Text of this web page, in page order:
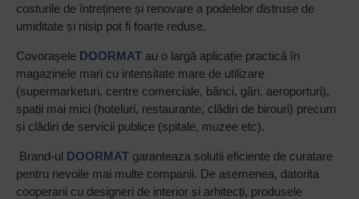
costurile de întreținere și renovare a podelelor distruse de
umiditate și nisip pot fi foarte reduse.
Covorașele DOORMAT au o largă aplicație practică în
magazinele mari cu intensitate mare de utilizare
(supermarketuri, centre comerciale, bănci, gări, aeroporturi),
spații mai mici (hoteluri, restaurante, clădiri de birouri) precum
și clădiri de servicii publice (spitale, muzee etc).
Brand-ul DOORMAT garanteaza solutii eficiente de curatare
pentru nevoile mai multe companii. De asemenea, datorita
cooperarii cu designeri de interior și arhitecți, produsele